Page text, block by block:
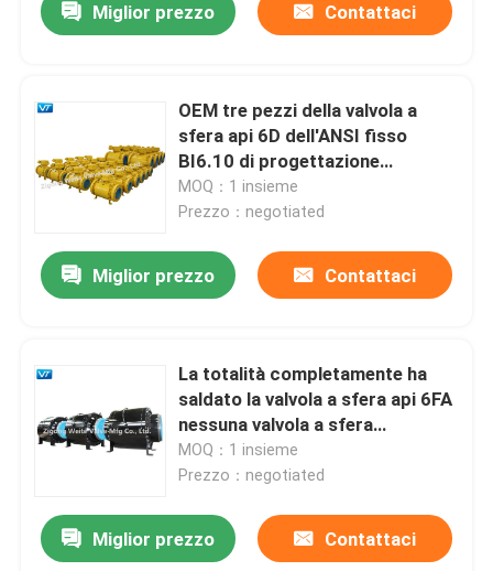
Miglior prezzo Contattaci
OEM tre pezzi della valvola a
sfera api 6D dell'ANSI fisso
BI6.10 di progettazione
standard
MOQ：1 insieme
Prezzo：negotiated
Miglior prezzo Contattaci
La totalità completamente ha
saldato la valvola a sfera api 6FA
nessuna valvola a sfera
sotterranea di perdita esterna
MOQ：1 insieme
Prezzo：negotiated
Miglior prezzo Contattaci